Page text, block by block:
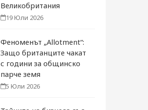
Великобритания
19 Юли 2026
Феноменът „Allotment“:
Защо британците чакат
с години за общинско
парче земя
5 Юли 2026